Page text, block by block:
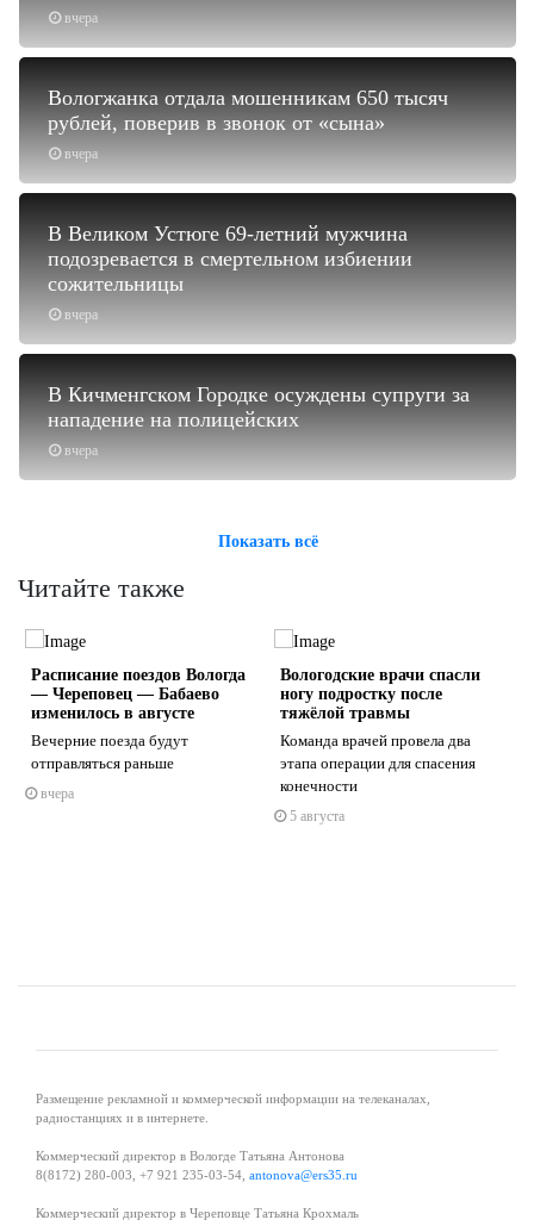
вчера
вчера
Вологжанка отдала мошенникам 650 тысяч
рублей, поверив в звонок от «сына»
вчера
В Великом Устюге 69-летний мужчина
подозревается в смертельном избиении
сожительницы
вчера
В Кичменгском Городке осуждены супруги за
нападение на полицейских
Показать всё
Читайте также
Расписание поездов Вологда
— Череповец — Бабаево
изменилось в августе
Вечерние поезда будут
отправляться раньше
вчера
Вологодские врачи спасли
ногу подростку после
тяжёлой травмы
Команда врачей провела два
этапа операции для спасения
конечности
5 августа
Размещение рекламной и коммерческой информации на телеканалах,
радиостанциях и в интернете.
Коммерческий директор в Вологде Татьяна Антонова
8(8172) 280-003, +7 921 235-03-54, antonova@ers35.ru
Коммерческий директор в Череповце Татьяна Крохмаль